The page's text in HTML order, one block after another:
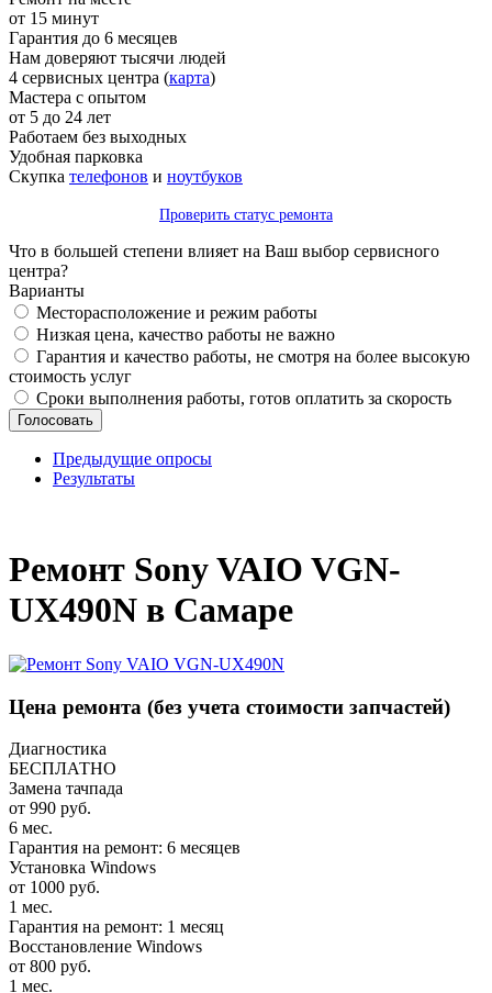
от 15 минут
Гарантия до 6 месяцев
Нам доверяют тысячи людей
4 сервисных центра (карта)
Мастера с опытом
от 5 до 24 лет
Работаем без выходных
Удобная парковка
Скупка телефонов и ноутбуков
Проверить статус ремонта
Что в большей степени влияет на Ваш выбор сервисного
центра?
Варианты
Месторасположение и режим работы
Низкая цена, качество работы не важно
Гарантия и качество работы, не смотря на более высокую
стоимость услуг
Сроки выполнения работы, готов оплатить за скорость
Предыдущие опросы
Результаты
Ремонт Sony VAIO VGN-
UX490N в Самаре
Цена ремонта (без учета стоимости запчастей)
Диагностика
БЕСПЛАТНО
Замена тачпада
от 990 руб.
6 мес.
Гарантия на ремонт: 6 месяцев
Установка Windows
от 1000 руб.
1 мес.
Гарантия на ремонт: 1 месяц
Восстановление Windows
от 800 руб.
1 мес.